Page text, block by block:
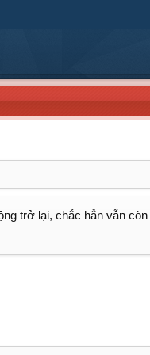
trở lại, chắc hẳn vẫn